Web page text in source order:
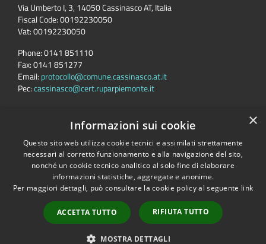
Via Umberto I, 3, 14050 Cassinasco AT, Italia
Fiscal Code:00192230050
Vat:00192230050
Phone:0141 851110
Fax:0141 851277
Email: protocollo@comune.cassinasco.at.it
Pec:cassinasco@cert.ruparpiemonte.it
Accessibility Privacy Cookie
Sitemap
Comune convenzionatoAstigov
Progetto|Convenzione|Adesioni
×
Informazioni sui cookie
Questo sito web utilizza cookie tecnici e assimilati strettamente
necessari al corretto funzionamento e alla navigazione del sito,
nonché un cookie tecnico analitico al solo fine di elaborare
informazioni statistiche, aggregate e anonime.
Per maggiori dettagli, può consultare la cookie policy al seguente link
ACCETTA TUTTO RIFIUTA TUTTO
MOSTRA DETTAGLI